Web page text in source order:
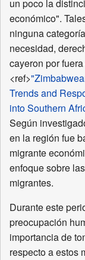
un poco la
económico".
ninguna
necesidad,
cayeron por
<ref>
Trends and
into Southern
Según
en la región fue
migrante
enfoque sobre
migrantes.
Durante este
preocupación
importancia de
respecto a estos